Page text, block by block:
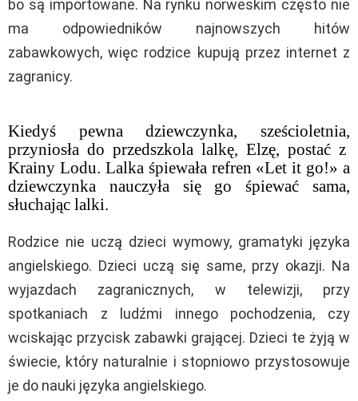
bo są importowane. Na rynku norweskim często nie
ma odpowiedników najnowszych hitów
zabawkowych, więc rodzice kupują przez internet z
zagranicy.
Kiedyś pewna dziewczynka, sześcioletnia,
przyniosła do przedszkola lalkę, Elzę, postać z
Krainy Lodu. Lalka śpiewała refren «Let it go!» a
dziewczynka nauczyła się go śpiewać sama,
słuchając lalki.
Rodzice nie uczą dzieci wymowy, gramatyki języka
angielskiego. Dzieci uczą się same, przy okazji. Na
wyjazdach zagranicznych, w telewizji, przy
spotkaniach z ludźmi innego pochodzenia, czy
wciskając przycisk zabawki grającej. Dzieci te żyją w
świecie, który naturalnie i stopniowo przystosowuje
je do nauki języka angielskiego.